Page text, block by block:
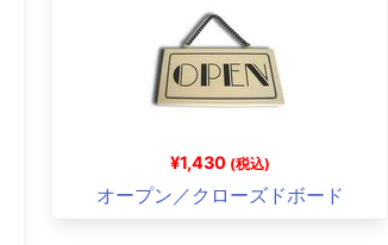
¥1,430 (税込)
オープン／クローズドボード